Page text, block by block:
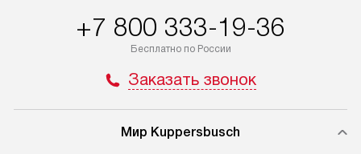
доставляются бесплатно
по Москве в пределах МКАД,
не предусмотрена.
доставки доставит упакованный
материалы.
+7 800 333-19-36
Бесплатно по России
Заказать звонок
Мир Kuppersbusch